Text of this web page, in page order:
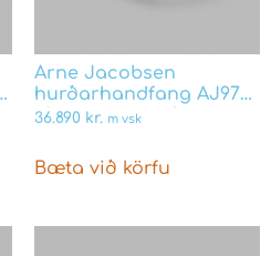
Arne Jacobsen
hurðarhandfang AJ97
glansmessing fyrir
36.890 kr. m vsk
Bæta við körfu